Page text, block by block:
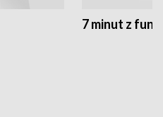
7 minut z